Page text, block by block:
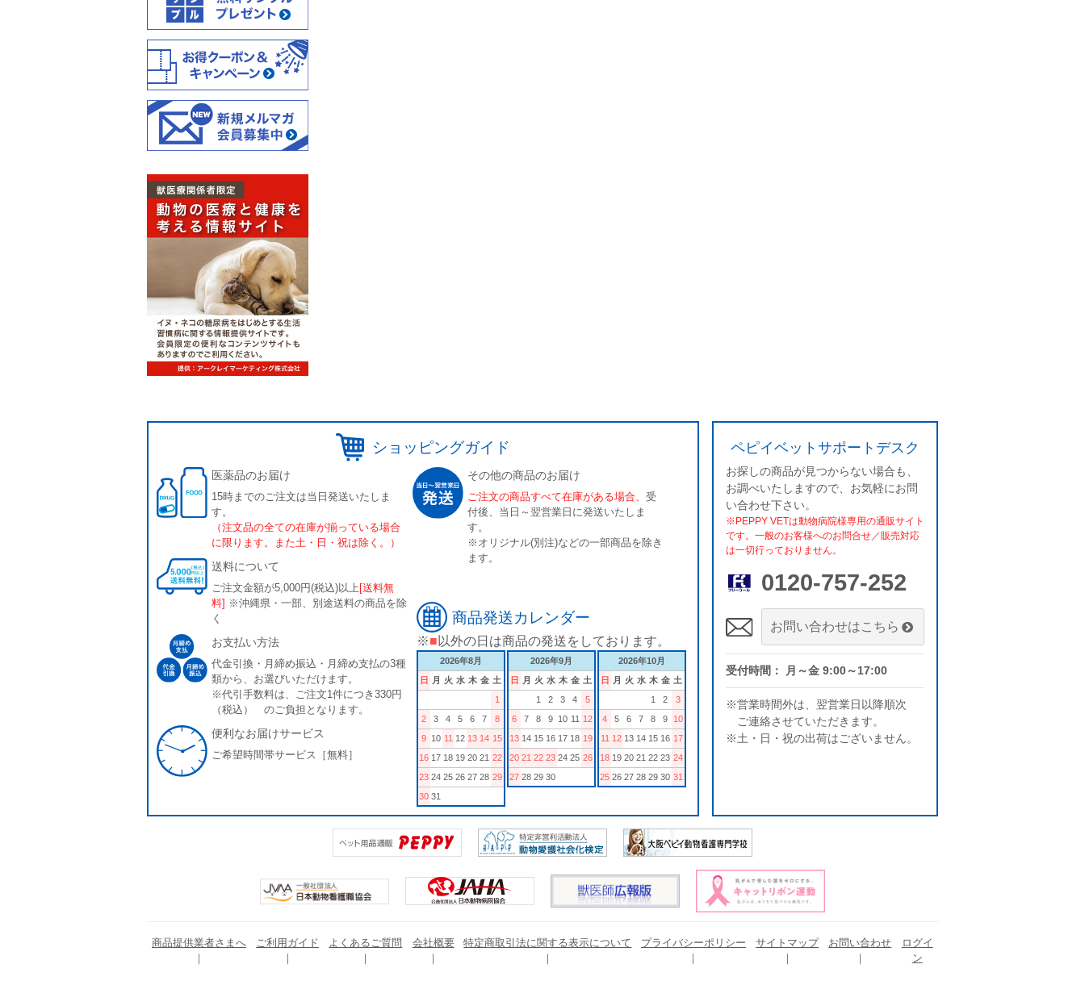
ショッピングガイド
医薬品のお届け
15時までのご注文は当日発送いたしま
す。
（注文品の全ての在庫が揃っている場合
に限ります。また土・日・祝は除く。）
送料について
ご注文金額が5,000円(税込)以上 [送料無
料] ※沖縄県・一部、別途送料の商品を除
く
お支払い方法
代金引換・月締め振込・月締め支払の3種
類から、お選びいただけます。
※代引手数料は、ご注文1件につき330円
（税込） のご負担となります。
便利なお届けサービス
ご希望時間帯サービス［無料］
その他の商品のお届け
ご注文の商品すべて在庫がある場合、 受
付後、当日～翌営業日に発送いたしま
す。
※オリジナル(別注)などの一部商品を除き
ます。
商品発送カレンダー
※■以外の日は商品の発送をしております。
2026年8月
日 月 火 水 木 金 土
1
2
3 4 5 6 7
8
9 10 11 12 13 14 15
16 17 18 19 20 21 22
23 24 25 26 27 28 29
30 31
2026年9月
日 月 火 水 木 金 土
1
2 3 4
5
6
7 8 9 10 11 12
13 14 15 16 17 18 19
20 21 22 23 24 25 26
27 28 29 30
2026年10月
日 月 火 水 木 金 土
1
2
3
4
5 6 7 8 9
10
11 12 13 14 15 16 17
18 19 20 21 22 23 24
25 26 27 28 29 30 31
ペピイベットサポートデスク
お探しの商品が見つからない場合も、
お調べいたしますので、お気軽にお問
い合わせ下さい。
※PEPPY VETは動物病院様専用の通販サイト
です。一般のお客様へのお問合せ／販売対応
は一切行っておりません。
0120-757-252
お問い合わせはこちら
受付時間： 月～金 9:00～17:00
※営業時間外は、翌営業日以降順次
ご連絡させていただきます。
※土・日・祝の出荷はございません。
商品提供業者さまへ ご利用ガイド よくあるご質問 会社概要 特定商取引法に関する表示について プライバシーポリシー サイトマップ お問い合わせ
ログイ
ン